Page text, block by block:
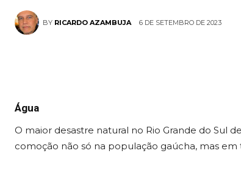
BY RICARDO AZAMBUJA 6 DE SETEMBRO DE 2023
Água
O maior desastre natural no Rio Grande do Sul
comoção não só na população gaúcha, mas em